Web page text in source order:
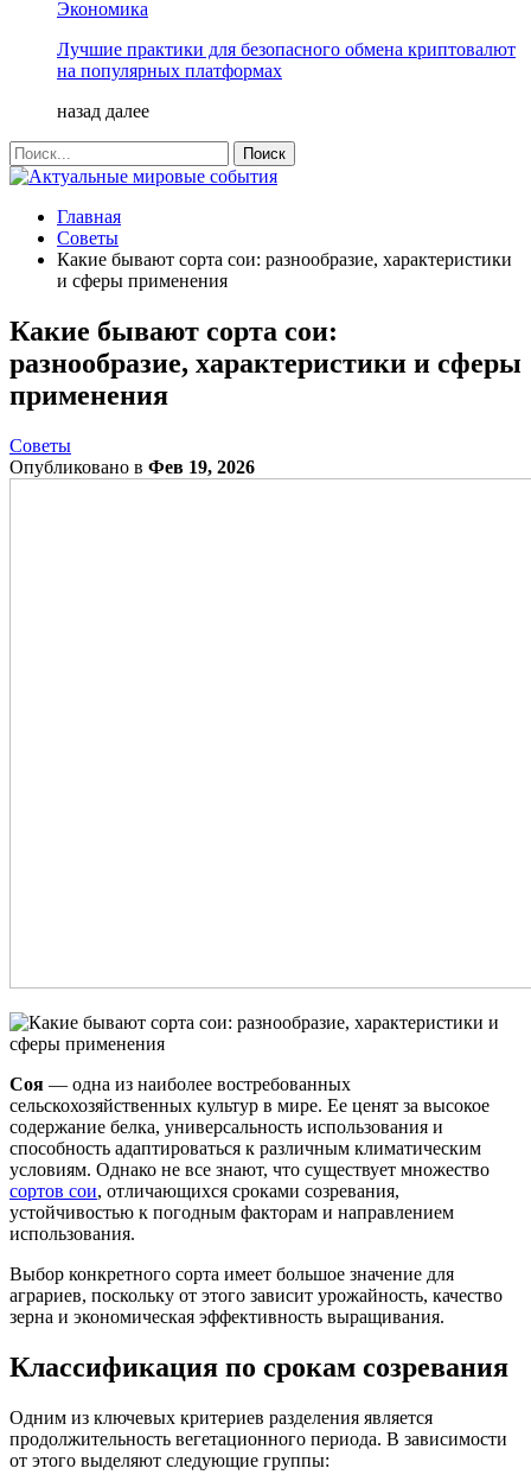
Экономика
Лучшие практики для безопасного обмена криптовалют
на популярных платформах
назад далее
Главная
Советы
Какие бывают сорта сои: разнообразие, характеристики
и сферы применения
Какие бывают сорта сои:
разнообразие, характеристики и сферы
применения
Советы
Опубликовано в Фев 19, 2026
Соя — одна из наиболее востребованных
сельскохозяйственных культур в мире. Ее ценят за высокое
содержание белка, универсальность использования и
способность адаптироваться к различным климатическим
условиям. Однако не все знают, что существует множество
сортов сои, отличающихся сроками созревания,
устойчивостью к погодным факторам и направлением
использования.
Выбор конкретного сорта имеет большое значение для
аграриев, поскольку от этого зависит урожайность, качество
зерна и экономическая эффективность выращивания.
Классификация по срокам созревания
Одним из ключевых критериев разделения является
продолжительность вегетационного периода. В зависимости
от этого выделяют следующие группы: